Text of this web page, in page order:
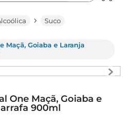
Suco
Maçã, Goiaba e Laranja
One Maçã, Goiaba e
900ml